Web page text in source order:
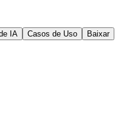
IA Casos de Uso Baixar